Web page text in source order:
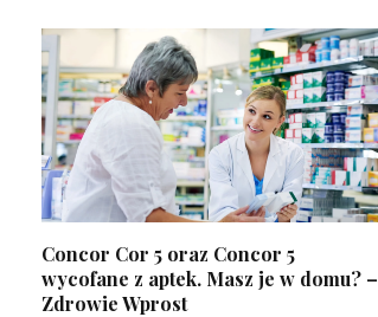
Concor Cor 5 oraz Concor 5
wycofane z aptek. Masz je w domu? –
Zdrowie Wprost